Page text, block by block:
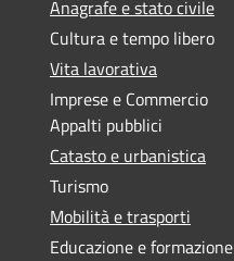
Anagrafe e stato civile
Cultura e tempo libero
Vita lavorativa
Imprese e Commercio
Appalti pubblici
Catasto e urbanistica
Turismo
Mobilità e trasporti
Educazione e formazione